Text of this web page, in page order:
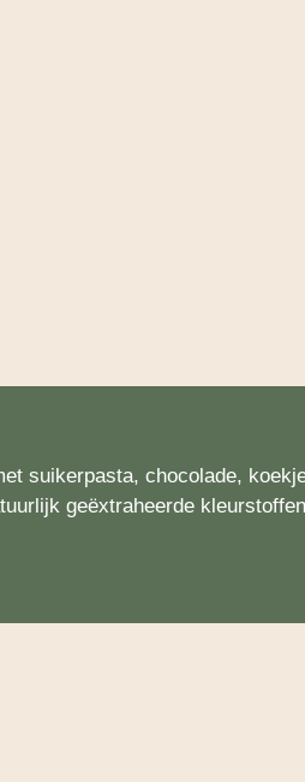
suikerpasta, chocolade,
geëxtraheerde